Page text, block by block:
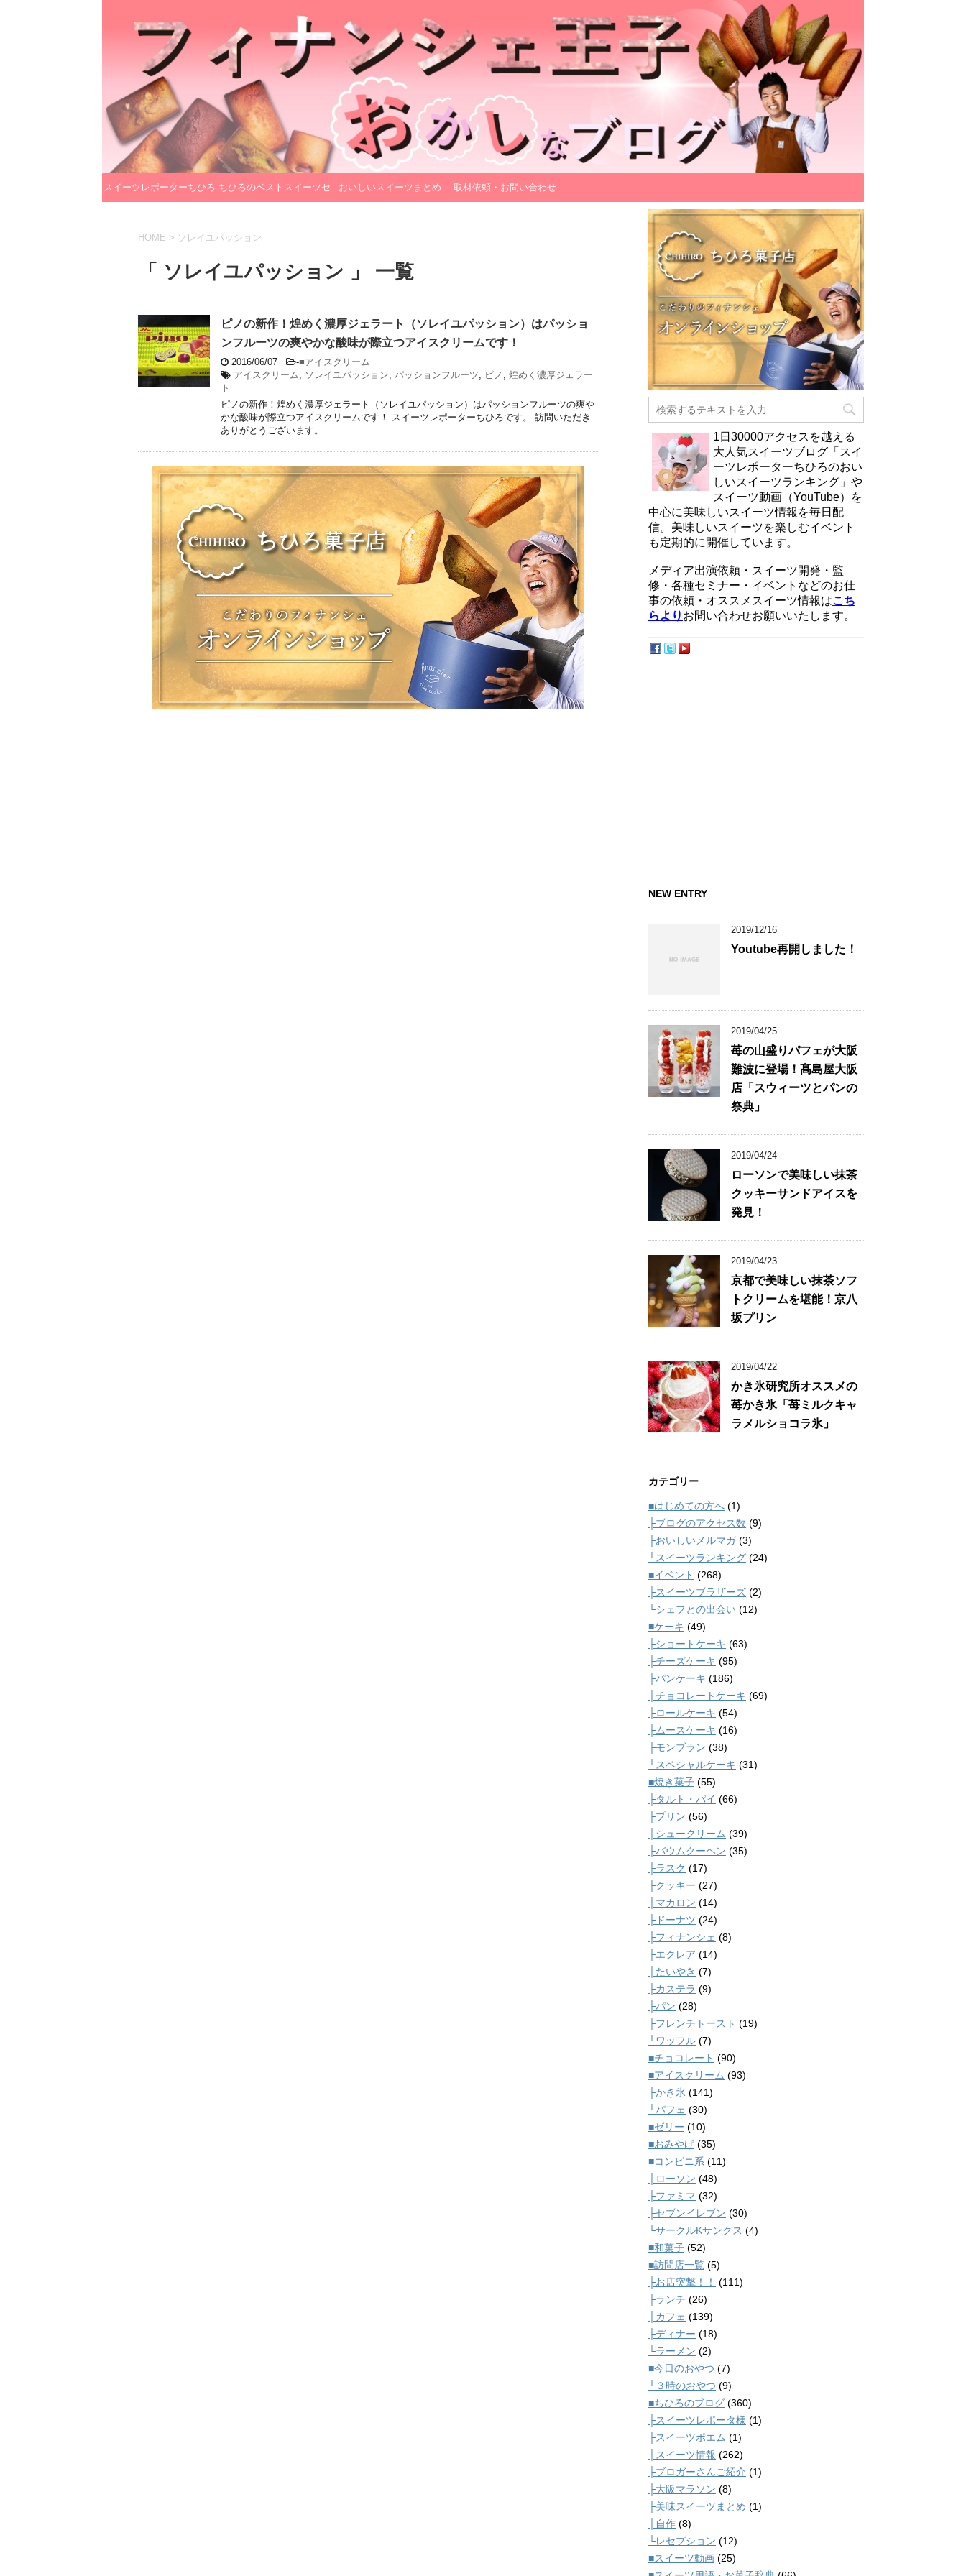
スイーツレポーターちひろ ちひろのベストスイーツセ おいしいスイーツまとめ 取材依頼・お問い合わせ
HOME > ソレイユパッション
「 ソレイユパッション 」 一覧
ピノの新作！煌めく濃厚ジェラート（ソレイユパッション）はパッショ
ンフルーツの爽やかな酸味が際立つアイスクリームです！
2016/06/07 -■アイスクリーム
アイスクリーム
ソレイユパッション パッションフルーツ ピノ
煌めく濃厚ジェラー
ト
ピノの新作！煌めく濃厚ジェラート（ソレイユパッション）はパッションフルーツの爽や
かな酸味が際立つアイスクリームです！ スイーツレポーターちひろです。 訪問いただき
ありがとうございます。
1日30000アクセスを越える
大人気スイーツブログ「スイ
ーツレポーターちひろのおい
しいスイーツランキング」や
スイーツ動画（YouTube）を
中心に美味しいスイーツ情報を毎日配
信。美味しいスイーツを楽しむイベント
も定期的に開催しています。
メディア出演依頼・スイーツ開発・監
修・各種セミナー・イベントなどのお仕
事の依頼・オススメスイーツ情報はこち
らより お問い合わせお願いいたします。
NEW ENTRY
2019/12/16
Youtube再開しました！
2019/04/25
苺の山盛りパフェが大阪
難波に登場！髙島屋大阪
店「スウィーツとパンの
祭典」
2019/04/24
ローソンで美味しい抹茶
クッキーサンドアイスを
発見！
2019/04/23
京都で美味しい抹茶ソフ
トクリームを堪能！京八
坂プリン
2019/04/22
かき氷研究所オススメの
苺かき氷「苺ミルクキャ
ラメルショコラ氷」
カテゴリー
■はじめての方へ (1)
├ブログのアクセス数 (9)
├おいしいメルマガ(3)
└スイーツランキング (24)
■イベント (268)
├スイーツブラザーズ (2)
└シェフとの出会い (12)
■ケーキ (49)
├ショートケーキ (63)
├チーズケーキ (95)
├パンケーキ (186)
├チョコレートケーキ (69)
├ロールケーキ (54)
├ムースケーキ (16)
├モンブラン (38)
└スペシャルケーキ (31)
■焼き菓子 (55)
├タルト・パイ (66)
├プリン (56)
├シュークリーム (39)
├バウムクーヘン (35)
├ラスク (17)
├クッキー (27)
├マカロン (14)
├ドーナツ (24)
├フィナンシェ (8)
├エクレア (14)
├たいやき (7)
├カステラ (9)
├パン (28)
├フレンチトースト (19)
└ワッフル (7)
■チョコレート (90)
■アイスクリーム (93)
├かき氷 (141)
└パフェ (30)
■ゼリー (10)
■おみやげ (35)
■コンビニ系 (11)
├ローソン (48)
├ファミマ (32)
├セブンイレブン (30)
└サークルKサンクス (4)
■和菓子 (52)
■訪問店一覧 (5)
├お店突撃！！
(111)
├ランチ (26)
├カフェ (139)
├ディナー (18)
└ラーメン (2)
■今日のおやつ (7)
└３時のおやつ (9)
■ちひろのブログ (360)
├スイーツレポータ様 (1)
├スイーツポエム (1)
├スイーツ情報 (262)
├ブロガーさんご紹介 (1)
├大阪マラソン (8)
├美味スイーツまとめ (1)
├自作 (8)
└レセプション (12)
■スイーツ動画 (25)